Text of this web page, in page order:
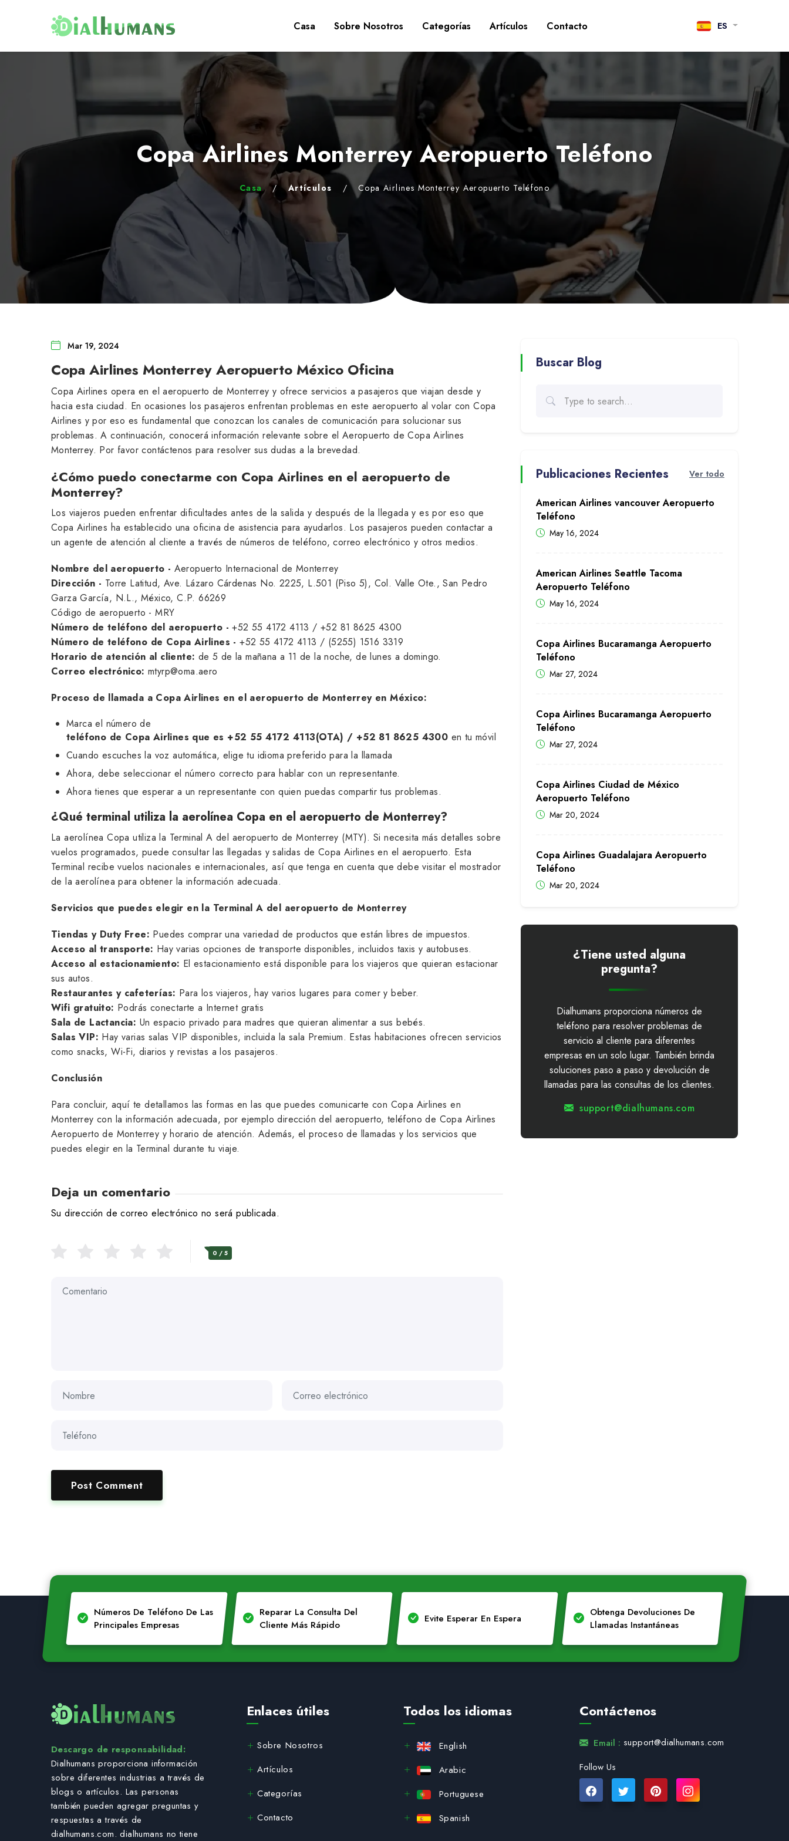
ES
Casa Sobre Nosotros Categorías Artículos Contacto
Copa Airlines Monterrey Aeropuerto Teléfono
Casa / Artículos / Copa Airlines Monterrey Aeropuerto Teléfono
Mar 19, 2024
Copa Airlines Monterrey Aeropuerto México Oficina
Copa Airlines opera en el aeropuerto de Monterrey y ofrece servicios a pasajeros que viajan desde y
hacia esta ciudad. En ocasiones los pasajeros enfrentan problemas en este aeropuerto al volar con Copa
Airlines y por eso es fundamental que conozcan los canales de comunicación para solucionar sus
problemas. A continuación, conocerá información relevante sobre el Aeropuerto de Copa Airlines
Monterrey. Por favor contáctenos para resolver sus dudas a la brevedad.
¿Cómo puedo conectarme con Copa Airlines en el aeropuerto de
Monterrey?
Los viajeros pueden enfrentar dificultades antes de la salida y después de la llegada y es por eso que
Copa Airlines ha establecido una oficina de asistencia para ayudarlos. Los pasajeros pueden contactar a
un agente de atención al cliente a través de números de teléfono, correo electrónico y otros medios.
Nombre del aeropuerto - Aeropuerto Internacional de Monterrey
Dirección - Torre Latitud, Ave. Lázaro Cárdenas No. 2225, L.501 (Piso 5), Col. Valle Ote., San Pedro
Garza García, N.L., México, C.P. 66269
Código de aeropuerto - MRY
Número de teléfono del aeropuerto - +52 55 4172 4113 / +52 81 8625 4300
Número de teléfono de Copa Airlines -+52 55 4172 4113 / (5255) 1516 3319
Horario de atención al cliente: de 5 de la mañana a 11 de la noche, de lunes a domingo.
Correo electrónico: mtyrp@oma.aero
Proceso de llamada a Copa Airlines en el aeropuerto de Monterrey en México:
Marca el número de
teléfono de Copa Airlines que es +52 55 4172 4113(OTA) / +52 81 8625 4300 en tu móvil
Cuando escuches la voz automática, elige tu idioma preferido para la llamada
Ahora, debe seleccionar el número correcto para hablar con un representante.
Ahora tienes que esperar a un representante con quien puedas compartir tus problemas.
¿Qué terminal utiliza la aerolínea Copa en el aeropuerto de Monterrey?
La aerolínea Copa utiliza la Terminal A del aeropuerto de Monterrey (MTY). Si necesita más detalles sobre
vuelos programados, puede consultar las llegadas y salidas de Copa Airlines en el aeropuerto. Esta
Terminal recibe vuelos nacionales e internacionales, así que tenga en cuenta que debe visitar el mostrador
de la aerolínea para obtener la información adecuada.
Servicios que puedes elegir en la Terminal A del aeropuerto de Monterrey
Tiendas y Duty Free: Puedes comprar una variedad de productos que están libres de impuestos.
Acceso al transporte: Hay varias opciones de transporte disponibles, incluidos taxis y autobuses.
Acceso al estacionamiento: El estacionamiento está disponible para los viajeros que quieran estacionar
sus autos.
Restaurantes y cafeterías: Para los viajeros, hay varios lugares para comer y beber.
Wifi gratuito: Podrás conectarte a Internet gratis
Sala de Lactancia: Un espacio privado para madres que quieran alimentar a sus bebés.
Salas VIP: Hay varias salas VIP disponibles, incluida la sala Premium. Estas habitaciones ofrecen servicios
como snacks, Wi-Fi, diarios y revistas a los pasajeros.
Conclusión
Para concluir, aquí te detallamos las formas en las que puedes comunicarte con Copa Airlines en
Monterrey con la información adecuada, por ejemplo dirección del aeropuerto, teléfono de Copa Airlines
Aeropuerto de Monterrey y horario de atención. Además, el proceso de llamadas y los servicios que
puedes elegir en la Terminal durante tu viaje.
Deja un comentario
Su dirección de correo electrónico no será publicada.
0 / 5
Buscar Blog
Publicaciones Recientes Ver todo
American Airlines vancouver Aeropuerto
Teléfono
May 16, 2024
American Airlines Seattle Tacoma
Aeropuerto Teléfono
May 16, 2024
Copa Airlines Bucaramanga Aeropuerto
Teléfono
Mar 27, 2024
Copa Airlines Bucaramanga Aeropuerto
Teléfono
Mar 27, 2024
Copa Airlines Ciudad de México
Aeropuerto Teléfono
Mar 20, 2024
Copa Airlines Guadalajara Aeropuerto
Teléfono
Mar 20, 2024
¿Tiene usted alguna
pregunta?
Dialhumans proporciona números de
teléfono para resolver problemas de
servicio al cliente para diferentes
empresas en un solo lugar. También brinda
soluciones paso a paso y devolución de
llamadas para las consultas de los clientes.
support@dialhumans.com
Números De Teléfono De Las
Principales Empresas
Reparar La Consulta Del
Cliente Más Rápido
Evite Esperar En Espera
Obtenga Devoluciones De
Llamadas Instantáneas
Descargo de responsabilidad:
Dialhumans proporciona información
sobre diferentes industrias a través de
blogs o artículos. Las personas
también pueden agregar preguntas y
respuestas a través de
dialhumans.com. dialhumans no tiene
Enlaces útiles
Sobre Nosotros
Artículos
Categorías
Contacto
Todos los idiomas
English
Arabic
Portuguese
Spanish
Contáctenos
Email : support@dialhumans.com
Follow Us